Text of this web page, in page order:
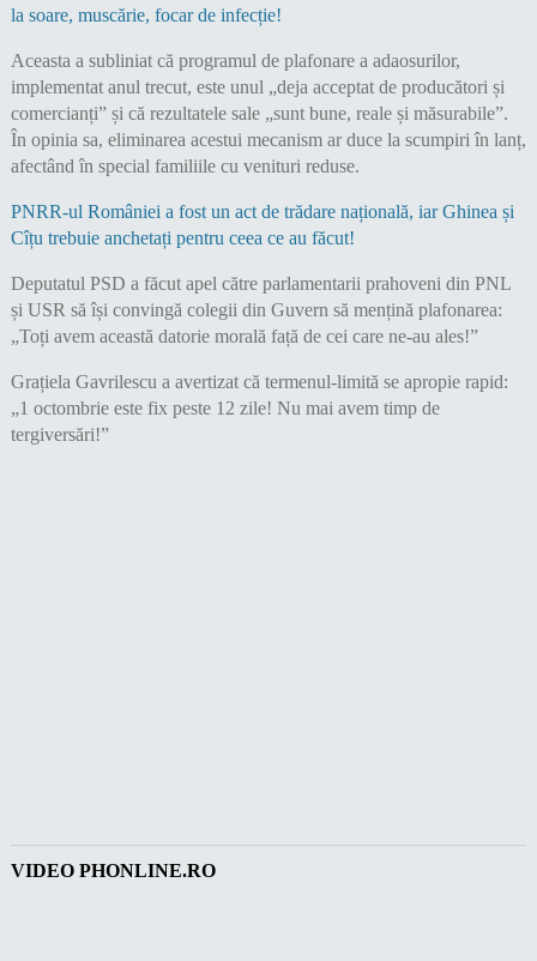
la soare, muscărie, focar de infecție!
Aceasta a subliniat că programul de plafonare a adaosurilor,
implementat anul trecut, este unul „deja acceptat de producători și
comercianți” și că rezultatele sale „sunt bune, reale și măsurabile”.
În opinia sa, eliminarea acestui mecanism ar duce la scumpiri în lanț,
afectând în special familiile cu venituri reduse.
PNRR-ul României a fost un act de trădare națională, iar Ghinea și
Cîțu trebuie anchetați pentru ceea ce au făcut!
Deputatul PSD a făcut apel către parlamentarii prahoveni din PNL
și USR să își convingă colegii din Guvern să mențină plafonarea:
„Toți avem această datorie morală față de cei care ne-au ales!”
Grațiela Gavrilescu a avertizat că termenul-limită se apropie rapid:
„1 octombrie este fix peste 12 zile! Nu mai avem timp de
tergiversări!”
VIDEO PHONLINE.RO